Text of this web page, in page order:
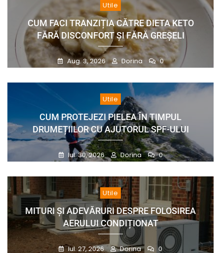
Utile
CUM FACI TRANZIȚIA CĂTRE DIETA KETO
FĂRĂ DISCONFORT ȘI FĂRĂ GREȘELI
Aug. 3, 2026 Dorina 0
Utile
CUM PROTEJEZI PIELEA ÎN TIMPUL
DRUMEȚIILOR CU AJUTORUL SPF-ULUI
Iul. 30, 2026 Dorina 0
Utile
MITURI ȘI ADEVĂRURI DESPRE FOLOSIREA
AERULUI CONDIȚIONAT
Iul. 27, 2026 Dorina 0